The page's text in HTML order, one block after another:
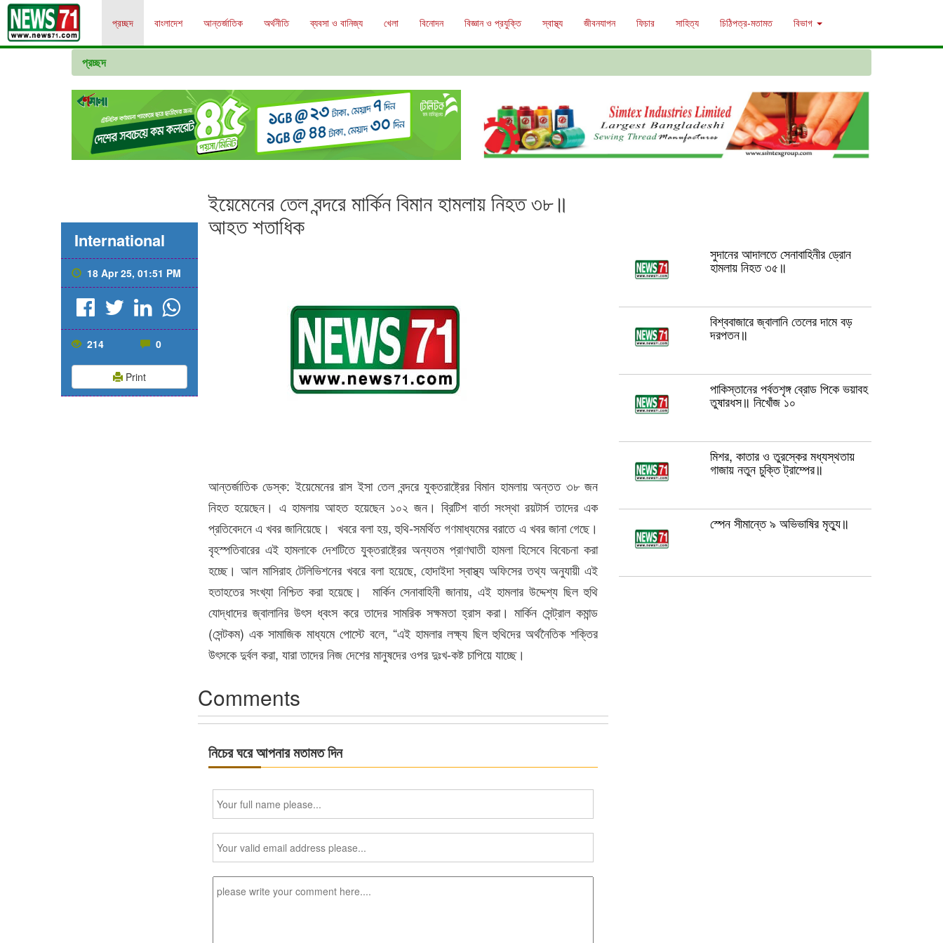
প্রচ্ছদ বাংলাদেশ আন্তর্জাতিক অর্থনীতি ব্যবসা ও বানিজ্য খেলা বিনোদন বিজ্ঞান ও প্রযুক্তি স্বাস্থ্য জীবনযাপন ফিচার সাহিত্য চিঠিপত্র-মতামত বিভাগ
প্রচ্ছদ
International
18 Apr 25, 01:51 PM
214 0
Print
ইয়েমেনের তেল বন্দরে মার্কিন বিমান হামলায় নিহত ৩৮॥
আহত শতাধিক
আন্তর্জাতিক ডেস্ক: ইয়েমেনের রাস ইসা তেল বন্দরে যুক্তরাষ্ট্রের বিমান হামলায় অন্তত ৩৮ জন
নিহত হয়েছেন। এ হামলায় আহত হয়েছেন ১০২ জন। ব্রিটিশ বার্তা সংস্থা রয়টার্স তাদের এক
প্রতিবেদনে এ খবর জানিয়েছে। খবরে বলা হয়, হুথি-সমর্থিত গণমাধ্যমের বরাতে এ খবর জানা গেছে।
বৃহস্পতিবারের এই হামলাকে দেশটিতে যুক্তরাষ্ট্রের অন্যতম প্রাণঘাতী হামলা হিসেবে বিবেচনা করা
হচ্ছে। আল মাসিরাহ টেলিভিশনের খবরে বলা হয়েছে, হোদাইদা স্বাস্থ্য অফিসের তথ্য অনুযায়ী এই
হতাহতের সংখ্যা নিশ্চিত করা হয়েছে। মার্কিন সেনাবাহিনী জানায়, এই হামলার উদ্দেশ্য ছিল হুথি
যোদ্ধাদের জ্বালানির উৎস ধ্বংস করে তাদের সামরিক সক্ষমতা হ্রাস করা। মার্কিন সেন্ট্রাল কমান্ড
(সেন্টকম) এক সামাজিক মাধ্যমে পোস্টে বলে, “এই হামলার লক্ষ্য ছিল হুথিদের অর্থনৈতিক শক্তির
উৎসকে দুর্বল করা, যারা তাদের নিজ দেশের মানুষদের ওপর দুঃখ-কষ্ট চাপিয়ে যাচ্ছে।
Comments
নিচের ঘরে আপনার মতামত দিন
সুদানের আদালতে সেনাবাহিনীর ড্রোন
হামলায় নিহত ৩৫॥
বিশ্ববাজারে জ্বালানি তেলের দামে বড়
দরপতন॥
পাকিস্তানের পর্বতশৃঙ্গ ব্রোড পিকে ভয়াবহ
তুষারধস॥ নিখোঁজ ১০
মিশর, কাতার ও তুরস্কের মধ্যস্থতায়
গাজায় নতুন চুক্তি ট্রাম্পের॥
স্পেন সীমান্তে ৯ অভিভাষির মৃত‍্যু॥